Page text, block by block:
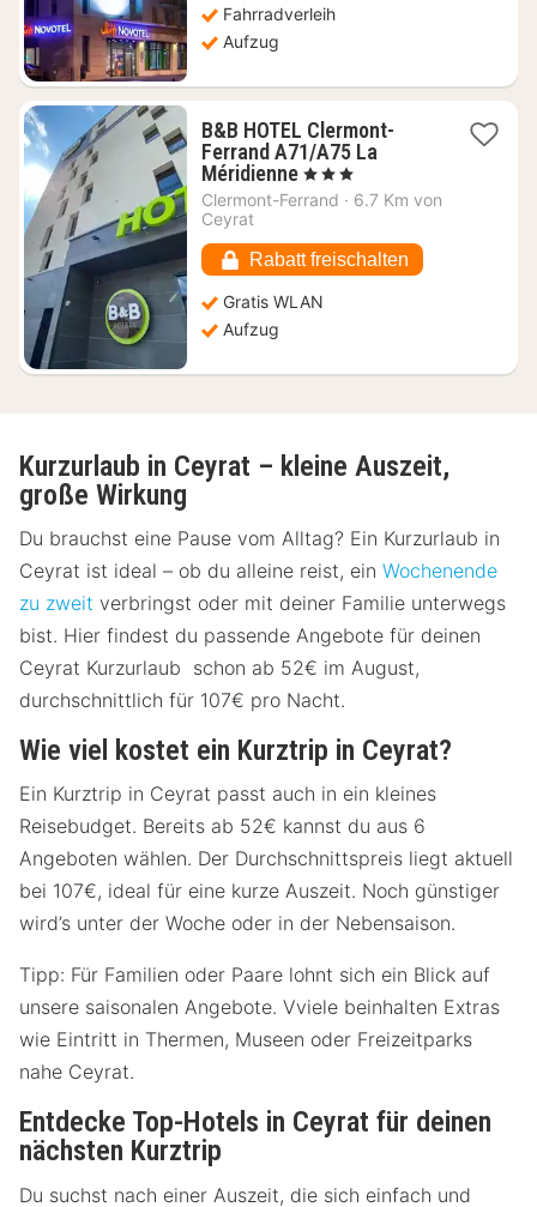
Fahrradverleih
Aufzug
B&B HOTEL Clermont-
Ferrand A71/A75 La
Méridienne1
Nacht
€
, 3 Sterne
Clermont-Ferrand · 6.7 Km von
Ceyrat
Rabatt freischalten
Gratis WLAN
Aufzug
Kurzurlaub in Ceyrat – kleine Auszeit,
große Wirkung
Du brauchst eine Pause vom Alltag? Ein Kurzurlaub in
Ceyrat ist ideal – ob du alleine reist, ein Wochenende
zu zweit verbringst oder mit deiner Familie unterwegs
bist. Hier findest du passende Angebote für deinen
Ceyrat Kurzurlaub schon ab 52€ im August,
durchschnittlich für 107€ pro Nacht.
Wie viel kostet ein Kurztrip in Ceyrat?
Ein Kurztrip in Ceyrat passt auch in ein kleines
Reisebudget. Bereits ab 52€ kannst du aus 6
Angeboten wählen. Der Durchschnittspreis liegt aktuell
bei 107€, ideal für eine kurze Auszeit. Noch günstiger
wird’s unter der Woche oder in der Nebensaison.
Tipp: Für Familien oder Paare lohnt sich ein Blick auf
unsere saisonalen Angebote. Vviele beinhalten Extras
wie Eintritt in Thermen, Museen oder Freizeitparks
nahe Ceyrat.
Entdecke Top-Hotels in Ceyrat für deinen
nächsten Kurztrip
Du suchst nach einer Auszeit, die sich einfach und